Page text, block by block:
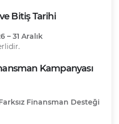
Bitiş Tarihi
– 31 Aralık
Kampanyası
Finansman Desteği